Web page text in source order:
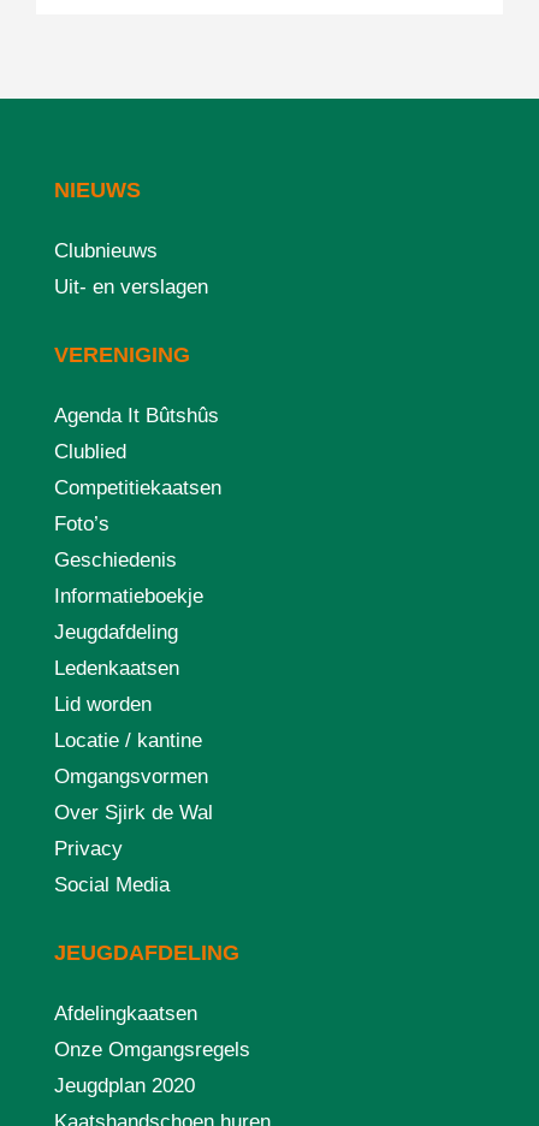
NIEUWS
Clubnieuws
Uit- en verslagen
VERENIGING
Agenda It Bûtshûs
Clublied
Competitiekaatsen
Foto’s
Geschiedenis
Informatieboekje
Jeugdafdeling
Ledenkaatsen
Lid worden
Locatie / kantine
Omgangsvormen
Over Sjirk de Wal
Privacy
Social Media
JEUGDAFDELING
Afdelingkaatsen
Onze Omgangsregels
Jeugdplan 2020
Kaatshandschoen huren